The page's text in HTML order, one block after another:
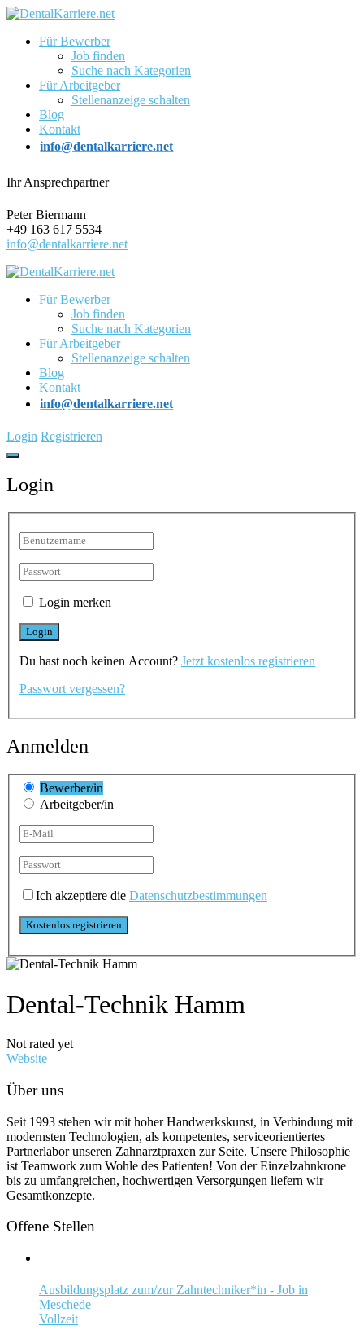
Für Bewerber
Job finden
Suche nach Kategorien
Für Arbeitgeber
Stellenanzeige schalten
Blog
Kontakt
info@dentalkarriere.net
Ihr Ansprechpartner
Peter Biermann
+49 163 617 5534
info@dentalkarriere.net
Für Bewerber
Job finden
Suche nach Kategorien
Für Arbeitgeber
Stellenanzeige schalten
Blog
Kontakt
info@dentalkarriere.net
Login Registrieren
Login
Login merken
Du hast noch keinen Account? Jetzt kostenlos registrieren
Passwort vergessen?
Anmelden
Bewerber/in
Arbeitgeber/in
Ich akzeptiere die Datenschutzbestimmungen
Dental-Technik Hamm
Not rated yet
Website
Über uns
Seit 1993 stehen wir mit hoher Handwerkskunst, in Verbindung mit
modernsten Technologien, als kompetentes, serviceorientiertes
Partnerlabor unseren Zahnarztpraxen zur Seite. Unsere Philosophie
ist Teamwork zum Wohle des Patienten! Von der Einzelzahnkrone
bis zu umfangreichen, hochwertigen Versorgungen liefern wir
Gesamtkonzepte.
Offene Stellen
Ausbildungsplatz zum/zur Zahntechniker*in - Job in
Meschede
Vollzeit